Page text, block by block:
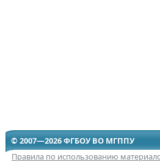
© 2007—2026 ФГБОУ ВО МГППУ
Правила по использованию